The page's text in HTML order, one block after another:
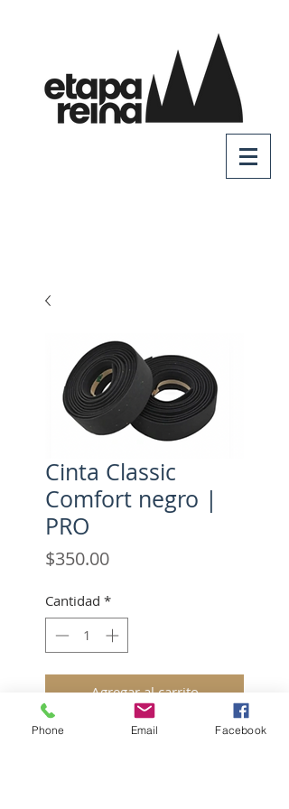
Cinta Classic
Comfort negro |
PRO
$350.00Precio
Cantidad *
Agregar al carrito
Realizar compra
Phone Email Facebook